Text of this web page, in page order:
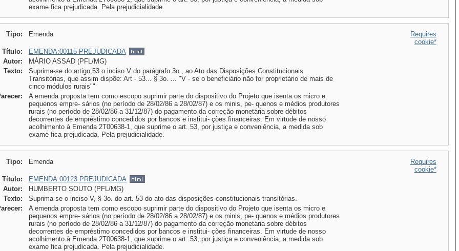
exame fica prejudicada. Pela prejudicialidade.
Tipo: Emenda
Requires
cookie*
Título:
EMENDA:00115 PREJUDICADA
Autor:
MÁRIO ASSAD (PFL/MG)
Texto:
Suprima-se do artigo 53 o inciso V do parágrafo 3o., ao Ato das Disposições Constitucionais
Transitórias, que assim dispõe: Art - 53... § 3o. ... "V - se o beneficiário não for proprietário de mais de
cinco módulos rurais""
A emenda proposta tem como escopo suprimir parte do dispositivo do Projeto que isenta os micro e
pequenos empre- sários (no período de 28/02/86 a 28/02/87) e os minis, pe- quenos e médios produtores
rurais (no período de 28/02/86 a 31/12/87) do pagamento da correção monetária sobre débitos
decorrentes de empréstimo concedidos por bancos e institui- ções financeiras. Em virtude de nosso
acolhimento à Emenda 2T00638-1, que suprime o art. 53, por justiça e conveniência, a medida sob
exame fica prejudicada. Pela prejudicialidade.
Tipo: Emenda
Requires
cookie*
Título:
EMENDA:00123 PREJUDICADA
Autor:
HUMBERTO SOUTO (PFL/MG)
Texto:
Suprima-se o inciso V, § 3o. do art. 53 do ato das disposições constitucionais transitórias.
A emenda proposta tem como escopo suprimir parte do dispositivo do Projeto que isenta os micro e
pequenos empre- sários (no período de 28/02/86 a 28/02/87) e os minis, pe- quenos e médios produtores
rurais (no período de 28/02/86 a 31/12/87) do pagamento da correção monetária sobre débitos
decorrentes de empréstimo concedidos por bancos e institui- ções financeiras. Em virtude de nosso
acolhimento à Emenda 2T00638-1, que suprime o art. 53, por justiça e conveniência, a medida sob
exame fica prejudicada. Pela prejudicialidade.